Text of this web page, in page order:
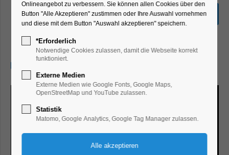
Sonderpräsentation
Radkreuz
Ausstellung
Onlineangebot zu verbessern. Sie können allen Cookies über den
Button "Alle Akzeptieren" zustimmen oder Ihre Auswahl vornehmen
und diese mit dem Button "Auswahl akzeptieren" speichern.
*Erforderlich
Notwendige Cookies zulassen, damit die Webseite korrekt
funktioniert.
Externe Medien
Externe Medien wie Google Fonts, Google Maps,
OpenStreetMap und YouTube zulassen.
Statistik
Matomo, Google Analytics, Google Tag Manager zulassen.